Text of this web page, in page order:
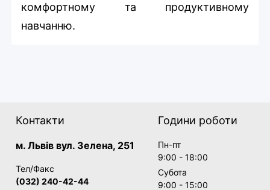
комфортному та продуктивному
навчанню.
Контакти
м. Львів вул. Зелена, 251
Тел/Факс
(032) 240-42-44
Години роботи
Пн-пт
9:00 - 18:00
Субота
9:00 - 15:00